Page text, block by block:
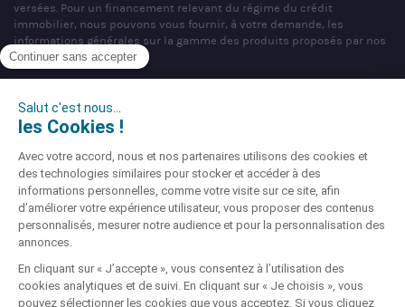
versées. Pour un financement relevant du régime du crédit
immobilier, nous pouvons vous fournir, à votre demande, les
informations générales sur la gamme des produits proposés par nos
partenaires bancaires.
n°404 681 496 - siège social : 22 rue de Malzéville, 54000 NANCY -
Mandataire non exclusif en opérations de banques et en services de
banque et services de paiement (COBSP), Courtier d'assurance ou de
réassurance (COA), Mandataire d'Intermédiaire d'Assurance (MIA)
immatriculé sous le n°ORIAS 07 036 794 (www.orias.fr).
Société soumise au contrôle de l'Autorité de Contrôle Prudentiel et de
Résolution (ACPR), dont l'adresse est sis 4 Place de Budapest, CS
92459, 75436 Paris Cedex 09 téléphone : 01 49 95 40 00 site :
Site enregistré auprès de la CNIL sous le N° 856647 © Partners